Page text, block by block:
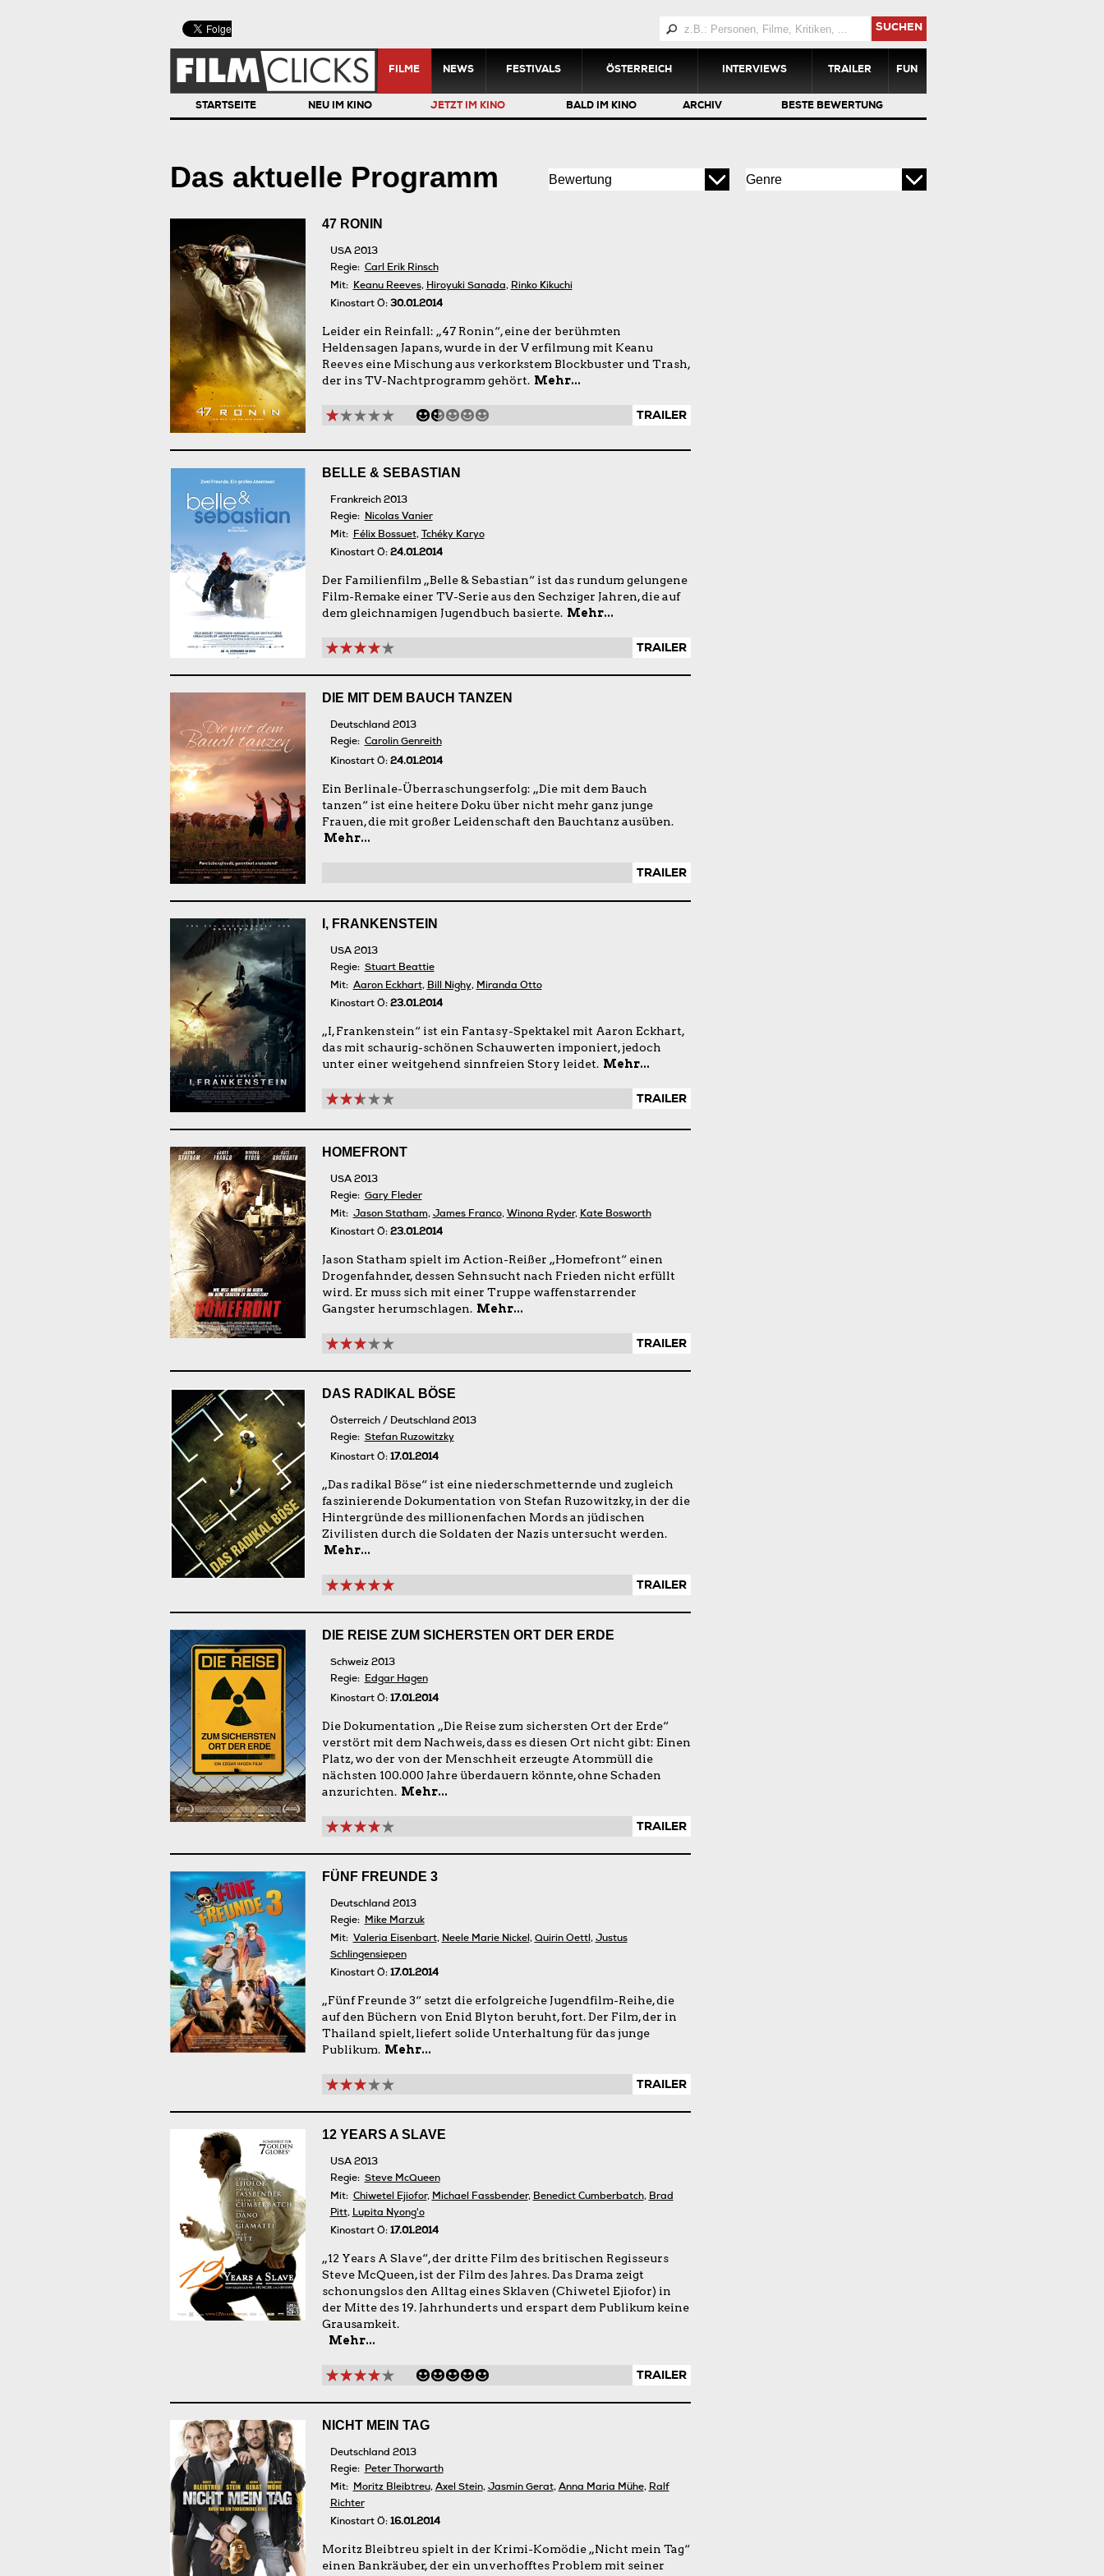
SUCHEN
FILME NEWS FESTIVALS ÖSTERREICH INTERVIEWS TRAILER FUN
STARTSEITE NEU IM KINO JETZT IM KINO BALD IM KINO ARCHIV BESTE BEWERTUNG
Das aktuelle Programm
47 RONIN
USA 2013
Regie:Carl Erik Rinsch
Mit: Keanu Reeves,Hiroyuki Sanada,Rinko Kikuchi
Kinostart Ö: 30.01.2014
Leider ein Reinfall: „47 Ronin“, eine der berühmten
Heldensagen Japans, wurde in der V erfilmung mit Keanu
Reeves eine Mischung aus verkorkstem Blockbuster und Trash,
der ins TV-Nachtprogramm gehört. Mehr...
TRAILER
BELLE & SEBASTIAN
Frankreich 2013
Regie:Nicolas Vanier
Mit: Félix Bossuet,Tchéky Karyo
Kinostart Ö: 24.01.2014
Der Familienfilm „Belle & Sebastian“ ist das rundum gelungene
Film-Remake einer TV-Serie aus den Sechziger Jahren, die auf
dem gleichnamigen Jugendbuch basierte. Mehr...
TRAILER
DIE MIT DEM BAUCH TANZEN
Deutschland 2013
Regie:Carolin Genreith
Kinostart Ö: 24.01.2014
Ein Berlinale-Überraschungserfolg: „Die mit dem Bauch
tanzen“ ist eine heitere Doku über nicht mehr ganz junge
Frauen, die mit großer Leidenschaft den Bauchtanz ausüben.
Mehr...
TRAILER
I, FRANKENSTEIN
USA 2013
Regie:Stuart Beattie
Mit: Aaron Eckhart,Bill Nighy,Miranda Otto
Kinostart Ö: 23.01.2014
„I, Frankenstein“ ist ein Fantasy-Spektakel mit Aaron Eckhart,
das mit schaurig-schönen Schauwerten imponiert, jedoch
unter einer weitgehend sinnfreien Story leidet. Mehr...
TRAILER
HOMEFRONT
USA 2013
Regie:Gary Fleder
Mit: Jason Statham,James Franco,Winona Ryder,Kate Bosworth
Kinostart Ö: 23.01.2014
Jason Statham spielt im Action-Reißer „Homefront“ einen
Drogenfahnder, dessen Sehnsucht nach Frieden nicht erfüllt
wird. Er muss sich mit einer Truppe waffenstarrender
Gangster herumschlagen. Mehr...
TRAILER
DAS RADIKAL BÖSE
Österreich / Deutschland 2013
Regie:Stefan Ruzowitzky
Kinostart Ö: 17.01.2014
„Das radikal Böse“ ist eine niederschmetternde und zugleich
faszinierende Dokumentation von Stefan Ruzowitzky, in der die
Hintergründe des millionenfachen Mords an jüdischen
Zivilisten durch die Soldaten der Nazis untersucht werden.
Mehr...
TRAILER
DIE REISE ZUM SICHERSTEN ORT DER ERDE
Schweiz 2013
Regie:Edgar Hagen
Kinostart Ö: 17.01.2014
Die Dokumentation „Die Reise zum sichersten Ort der Erde“
verstört mit dem Nachweis, dass es diesen Ort nicht gibt: Einen
Platz, wo der von der Menschheit erzeugte Atommüll die
nächsten 100.000 Jahre überdauern könnte, ohne Schaden
anzurichten. Mehr...
TRAILER
FÜNF FREUNDE 3
Deutschland 2013
Regie:Mike Marzuk
Mit: Valeria Eisenbart,Neele Marie Nickel,Quirin Oettl,Justus
Schlingensiepen
Kinostart Ö: 17.01.2014
„Fünf Freunde 3“ setzt die erfolgreiche Jugendfilm-Reihe, die
auf den Büchern von Enid Blyton beruht, fort. Der Film, der in
Thailand spielt, liefert solide Unterhaltung für das junge
Publikum. Mehr...
TRAILER
12 YEARS A SLAVE
USA 2013
Regie:Steve McQueen
Mit: Chiwetel Ejiofor,Michael Fassbender,Benedict Cumberbatch,Brad
Pitt,Lupita Nyong'o
Kinostart Ö: 17.01.2014
„12 Years A Slave“, der dritte Film des britischen Regisseurs
Steve McQueen, ist der Film des Jahres. Das Drama zeigt
schonungslos den Alltag eines Sklaven (Chiwetel Ejiofor) in
der Mitte des 19. Jahrhunderts und erspart dem Publikum keine
Grausamkeit.
Mehr...
TRAILER
NICHT MEIN TAG
Deutschland 2013
Regie:Peter Thorwarth
Mit: Moritz Bleibtreu,Axel Stein,Jasmin Gerat,Anna Maria Mühe,Ralf
Richter
Kinostart Ö: 16.01.2014
Moritz Bleibtreu spielt in der Krimi-Komödie „Nicht mein Tag“
einen Bankräuber, der ein unverhofftes Problem mit seiner